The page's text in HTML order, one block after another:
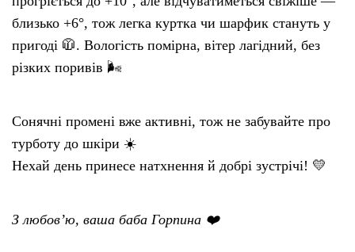
близько +6°, тож легка куртка чи шарфик стануть у
пригоді 🧥. Вологість помірна, вітер лагідний, без
різких поривів 🌬
Сонячні промені вже активні, тож не забувайте про
турботу до шкіри ☀️
Нехай день принесе натхнення й добрі зустрічі! 💛
З любов’ю, ваша баба Горпина ❤️